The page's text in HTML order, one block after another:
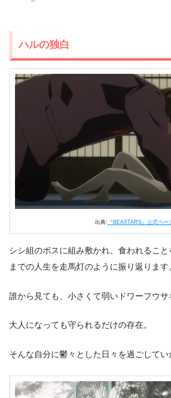
ハルの独白
出典: 『BEASTARS』公式ペー
シシ組のボスに組み敷かれ、食われるこ
までの人生を走馬灯のように振り返ります
誰から見ても、小さくて弱いドワーフウサ
大人になっても守られるだけの存在。
そんな自分に鬱々とした日々を過ごしてい